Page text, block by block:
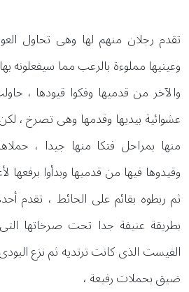
تقدم رجلان منهم لها وهى تحاول
وعينيها مملوءة بالرعب مما سيفعلونه
والآخر من قدميها وفكوا قيودها ،
عشوائية بيديها وقدمها وهى تصرخ ،
منها بمراحل فتكا منها جيدا ،
وقيدوها فيها من قدميها وبدأوا برفعها
ثم ربطوه بقائم على الحائط ، تقدم
بطريقة عنيفة جدا تحت صرخاتها
الفيست الذى كانت ترتديه ثم نزع
ضيق بحملات رفيعة ،